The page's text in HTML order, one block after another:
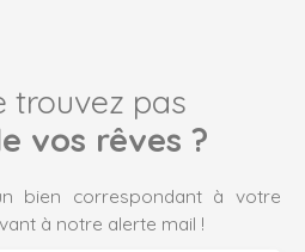
trouvez pas
vos rêves ?
bien correspondant à votre
à notre alerte mail !